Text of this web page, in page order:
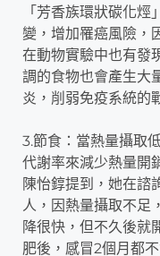
「芳香族環狀碳化
變，增加罹癌風險，
在動物實驗中也有發
調的食物也會產生大
炎，削弱免疫系統的
3.節食：當熱量攝取
代謝率來減少熱量開
陳怡錞提到，她在諮
人，因熱量攝取不足
降很快，但不久後就
肥後，感冒2個月都不